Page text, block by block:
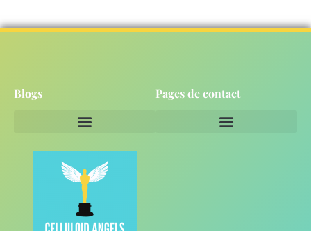
Blogs Pages de contact